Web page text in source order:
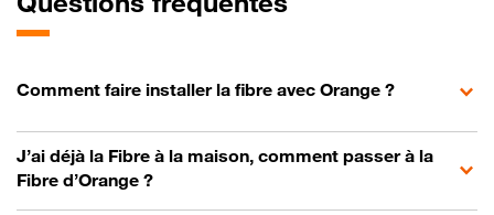
Comment faire installer la fibre avec Orange ?
J’ai déjà la Fibre à la maison, comment passer à la
Fibre d’Orange ?